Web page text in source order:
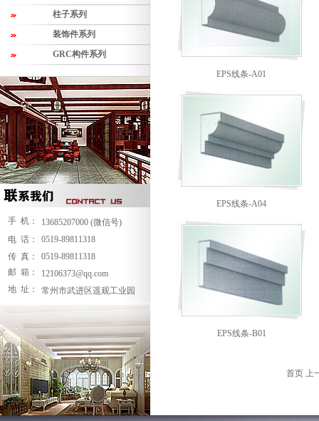
柱子系列
装饰件系列
GRC构件系列
手 机： 13685207000(微信号)
电 话：
0519-89811318
传 真：
0519-89811318
邮 箱：
12106373@qq.com
地 址：
常州市武进区遥观工业园
EPS线条-A01
EPS线条-A04
EPS线条-B01
首页 上